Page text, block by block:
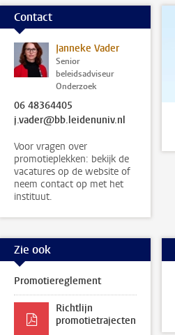
Contact
Janneke Vader
Senior
beleidsadviseur
Onderzoek
06 48364405
j.vader@bb.leidenuniv.nl
Voor vragen over
promotieplekken: bekijk de
vacatures op de website of
neem contact op met het
instituut.
Zie ook
Promotiereglement
Richtlijn
promotietrajecten